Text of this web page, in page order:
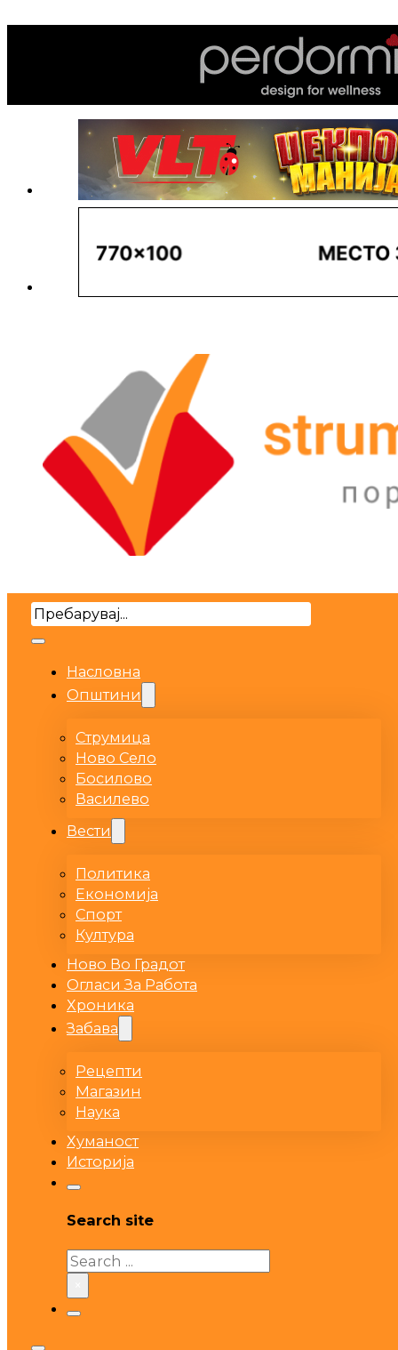
Search
Насловна
Општини
Струмица
Ново Село
Босилово
Василево
Вести
Политика
Економија
Спорт
Култура
Ново Во Градот
Огласи За Работа
Хроника
Забава
Рецепти
Магазин
Наука
Хуманост
Историја
Search site
Search